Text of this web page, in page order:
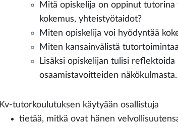
Mitä opiskelija on oppinut
kokemus, yhteistyötaidot?
Miten opiskelija voi hyödyntää
Miten kansainvälistä
Lisäksi opiskelijan tulisi
osaamistavoitteiden
Kv-tutorkoulutuksen käytyään osallistuja
tietää, mitkä ovat hänen